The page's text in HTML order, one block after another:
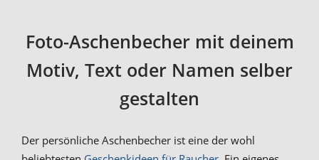
Foto-Aschenbecher mit deinem
Motiv, Text oder Namen selber
gestalten
Der persönliche Aschenbecher ist eine der wohl